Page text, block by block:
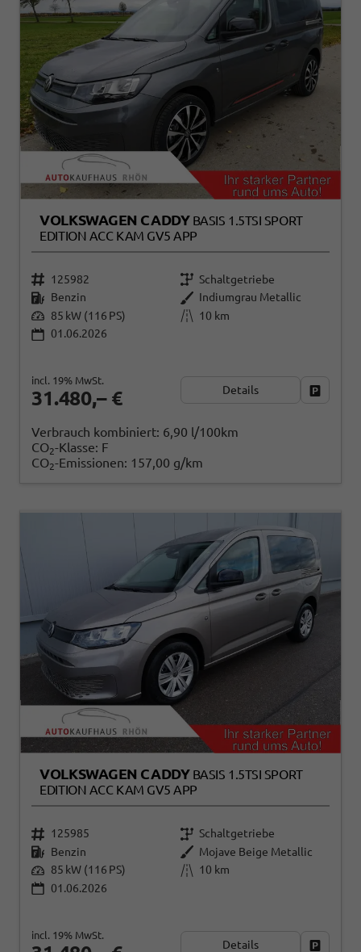
VOLKSWAGEN CADDY BASIS 1.5TSI SPORT
EDITION ACC KAM GV5 APP
125982
Schaltgetriebe
Benzin
Indiumgrau Metallic
85 kW (116 PS)
10 km
01.06.2026
31.480,– €
incl. 19% MwSt.
Details
Verbrauch kombiniert: 6,90 l/100km
CO2-Klasse: F
CO2-Emissionen: 157,00 g/km
VOLKSWAGEN CADDY BASIS 1.5TSI SPORT
EDITION ACC KAM GV5 APP
125985
Schaltgetriebe
Benzin
Mojave Beige Metallic
85 kW (116 PS)
10 km
01.06.2026
incl. 19% MwSt.
Details